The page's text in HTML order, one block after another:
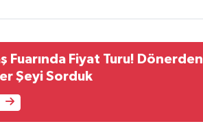
Fuarında Fiyat Turu! Dönerden
Şeyi Sorduk